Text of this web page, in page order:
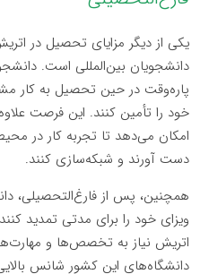
یکی از دیگر مزایای تحصیل در
دانشجویان بین‌المللی است.
پاره‌وقت در حین تحصیل به کار
خود را تأمین کنند. این فرصت
امکان می‌دهد تا تجربه کار در
دست آورند و شبکه‌سازی کنند.
همچنین، پس از فارغ‌التحصیلی،
ویزای خود را برای مدتی تمدید کنند
اتریش نیاز به تخصص‌ها و
دانشگاه‌های این کشور شانس